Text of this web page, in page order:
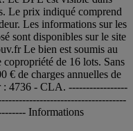
Le prix indiqué comprend
Les informations sur les
sont disponibles sur le site
Le bien est soumis au
de 16 lots. Sans
€ de charges annuelles de
: 4736 - CLA. -----------------
Informations